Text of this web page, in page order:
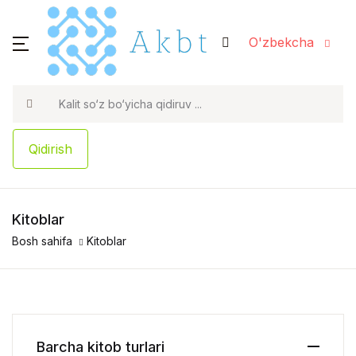
O'zbekcha
Qidirish
Kitoblar
Bosh sahifa Kitoblar
Barcha kitob turlari